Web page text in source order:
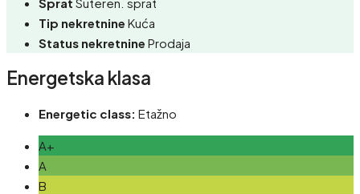
Sprat Suteren. sprat
Tip nekretnine Kuća
Status nekretnine Prodaja
Energetska klasa
Energetic class: Etažno
A+
A
B